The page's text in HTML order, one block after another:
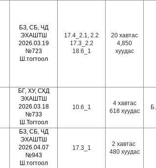
БЗ, СБ, ЧД
ЭХАШТШ
2026.03.19
№723
Ш.тогтоол
17.4_2.1, 2.2
17.3_2.2
18.6_1
20 хавтас
4,850
хуудас
БГ, ХУ, СХД
ЭХАШТШ
2026.03.18
№733
Ш.Тогтоол
10.6_1
4 хавтас
618 хуудас
БЗ, СБ, ЧД
ЭХАШТШ
2026.04.07
№943
Ш.тогтоол
17.3_1
2 хавтас
480 хуудас